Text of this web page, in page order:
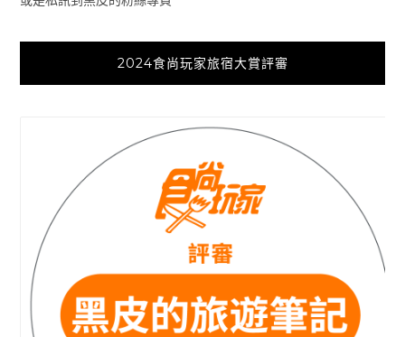
2024食尚玩家旅宿大賞評審